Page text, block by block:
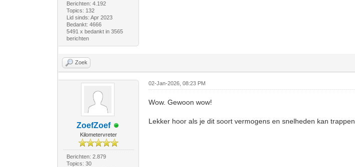
Berichten: 4.192
Topics: 132
Lid sinds: Apr 2023
Bedankt: 4666
5491 x bedankt in 3565
berichten
Zoek
ZoefZoef
Kilometervreter
Berichten: 2.879
Topics: 30
02-Jan-2026, 08:23 PM
Wow. Gewoon wow!
Lekker hoor als je dit soort vermogens en snelheden kan trappen.